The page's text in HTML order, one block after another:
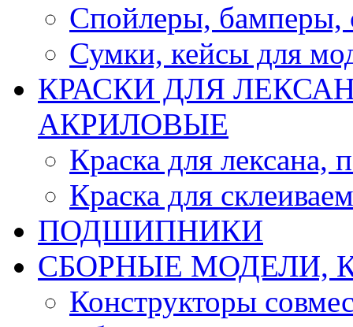
Спойлеры, бамперы,
Сумки, кейсы для
КРАСКИ ДЛЯ
АКРИЛОВЫЕ
Краска для лексана,
Краска для
ПОДШИПНИКИ
CБОРНЫЕ МОДЕЛИ,
Конструкторы